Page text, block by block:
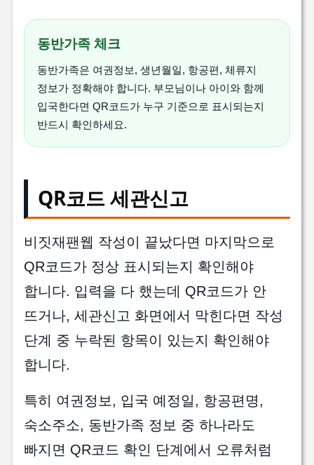
동반가족 체크
동반가족은 여권정보, 생년월일, 항공편, 체류지
정보가 정확해야 합니다. 부모님이나 아이와 함께
입국한다면 QR코드가 누구 기준으로 표시되는지
반드시 확인하세요.
QR코드 세관신고
비짓재팬웹 작성이 끝났다면 마지막으로
QR코드가 정상 표시되는지 확인해야
합니다. 입력을 다 했는데 QR코드가 안
뜨거나, 세관신고 화면에서 막힌다면 작성
단계 중 누락된 항목이 있는지 확인해야
합니다.
특히 여권정보, 입국 예정일, 항공편명,
숙소주소, 동반가족 정보 중 하나라도
빠지면 QR코드 확인 단계에서 오류처럼